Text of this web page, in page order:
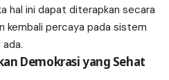
hal ini dapat diterapkan secara
kembali percaya pada sistem
Demokrasi yang Sehat